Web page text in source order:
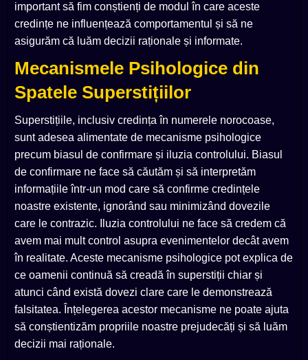
important să fim conștienți de modul în care aceste
credințe ne influențează comportamentul și să ne
asigurăm că luăm decizii raționale și informate.
Mecanismele Psihologice din
Spatele Superstițiilor
Superstițiile, inclusiv credința în numerele norocoase,
sunt adesea alimentate de mecanisme psihologice
precum biasul de confirmare și iluzia controlului. Biasul
de confirmare ne face să căutăm și să interpretăm
informațiile într-un mod care să confirme credințele
noastre existente, ignorând sau minimizând dovezile
care le contrazic. Iluzia controlului ne face să credem că
avem mai mult control asupra evenimentelor decât avem
în realitate. Aceste mecanisme psihologice pot explica de
ce oamenii continuă să creadă în superstiții chiar și
atunci când există dovezi clare care le demonstrează
falsitatea. Înțelegerea acestor mecanisme ne poate ajuta
să conștientizăm propriile noastre prejudecăți și să luăm
decizii mai raționale.